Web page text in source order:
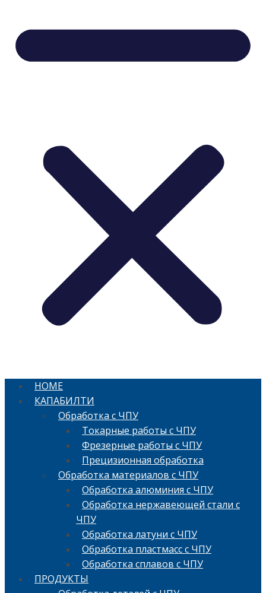
HOME
КАПАБИЛТИ
Обработка с ЧПУ
Токарные работы с ЧПУ
Фрезерные работы с ЧПУ
Прецизионная обработка
Обработка материалов с ЧПУ
Обработка алюминия с ЧПУ
Обработка нержавеющей стали с
ЧПУ
Обработка латуни с ЧПУ
Обработка пластмасс с ЧПУ
Обработка сплавов с ЧПУ
ПРОДУКТЫ